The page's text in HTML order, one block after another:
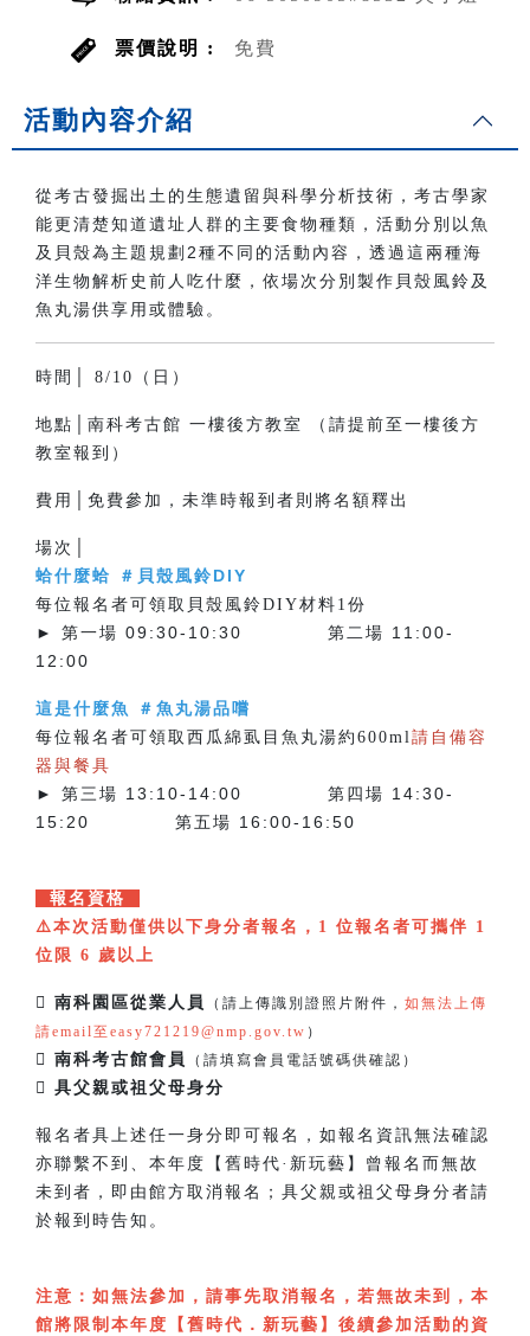
票價說明 : 免費
活動內容介紹
從考古發掘出土的生態遺留與科學分析技術，考古學家
能更清楚知道遺址人群的主要食物種類，活動分別以魚
及貝殼為主題規劃2種不同的活動內容，透過這兩種海
洋生物解析史前人吃什麼，依場次分別製作貝殼風鈴及
魚丸湯供享用或體驗。
時間│ 8/10（日）
地點│南科考古館 一樓後方教室 （請提前至一樓後方
教室報到）
費用│免費參加，未準時報到者則將名額釋出
場次│
蛤什麼蛤 ＃貝殼風鈴DIY
每位報名者可領取貝殼風鈴DIY材料1份
► 第一場 09:30-10:30 第二場 11:00-
12:00
這是什麼魚 ＃魚丸湯品嚐
每位報名者可領取西瓜綿虱目魚丸湯約600ml請自備容
器與餐具
► 第三場 13:10-14:00 第四場 14:30-
15:20 第五場 16:00-16:50
報名資格
⚠️本次活動僅供以下身分者報名，1 位報名者可攜伴 1
位限 6 歲以上
 南科園區從業人員 （請上傳識別證照片附件， 如無法上傳
請email至easy721219@nmp.gov.tw ）
 南科考古館會員 （請填寫會員電話號碼供確認）
 具父親或祖父母身分
報名者具上述任一身分即可報名，如報名資訊無法確認
亦聯繫不到、本年度【舊時代·新玩藝】曾報名而無故
未到者，即由館方取消報名；具父親或祖父母身分者請
於報到時告知。
注意：如無法參加，請事先取消報名，若無故未到，本
館將限制本年度【舊時代．新玩藝】後續參加活動的資